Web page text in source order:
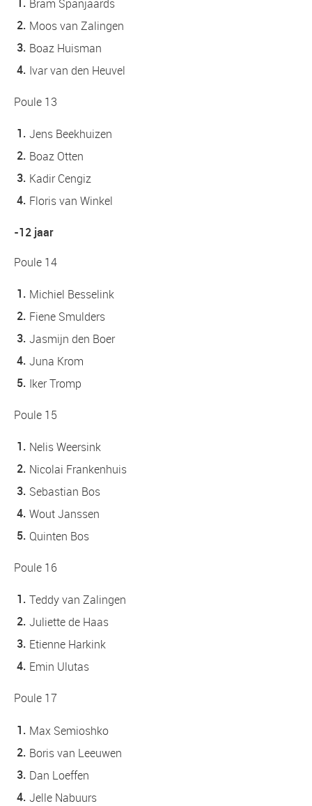
Bram Spanjaards
Moos van Zalingen
Boaz Huisman
Ivar van den Heuvel
Poule 13
Jens Beekhuizen
Boaz Otten
Kadir Cengiz
Floris van Winkel
-12 jaar
Poule 14
Michiel Besselink
Fiene Smulders
Jasmijn den Boer
Juna Krom
Iker Tromp
Poule 15
Nelis Weersink
Nicolai Frankenhuis
Sebastian Bos
Wout Janssen
Quinten Bos
Poule 16
Teddy van Zalingen
Juliette de Haas
Etienne Harkink
Emin Ulutas
Poule 17
Max Semioshko
Boris van Leeuwen
Dan Loeffen
Jelle Nabuurs